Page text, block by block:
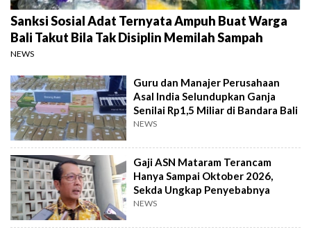
Sanksi Sosial Adat Ternyata Ampuh Buat Warga
Bali Takut Bila Tak Disiplin Memilah Sampah
NEWS
Guru dan Manajer Perusahaan
Asal India Selundupkan Ganja
Senilai Rp1,5 Miliar di Bandara Bali
NEWS
Gaji ASN Mataram Terancam
Hanya Sampai Oktober 2026,
Sekda Ungkap Penyebabnya
NEWS